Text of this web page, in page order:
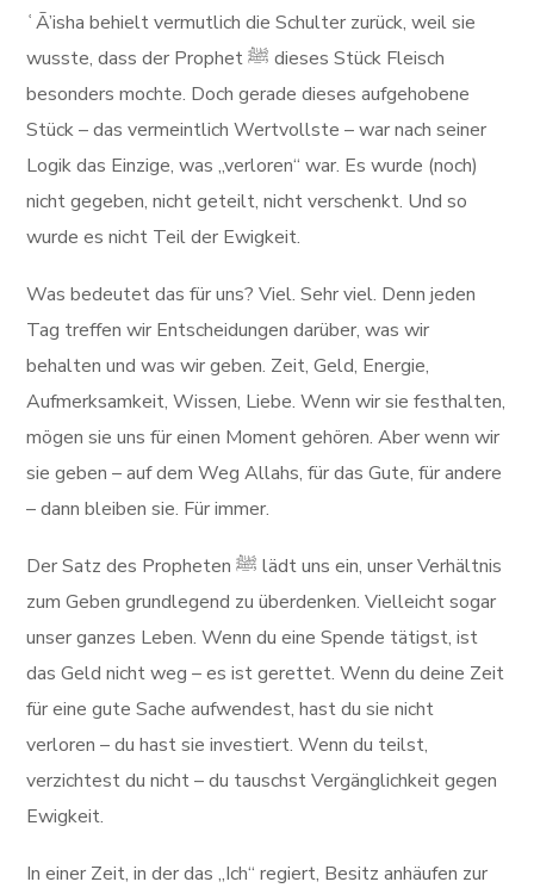
ʿĀ’isha behielt vermutlich die Schulter zurück, weil sie
wusste, dass der Prophet ﷺ dieses Stück Fleisch
besonders mochte. Doch gerade dieses aufgehobene
Stück – das vermeintlich Wertvollste – war nach seiner
Logik das Einzige, was „verloren“ war. Es wurde (noch)
nicht gegeben, nicht geteilt, nicht verschenkt. Und so
wurde es nicht Teil der Ewigkeit.
Was bedeutet das für uns? Viel. Sehr viel. Denn jeden
Tag treffen wir Entscheidungen darüber, was wir
behalten und was wir geben. Zeit, Geld, Energie,
Aufmerksamkeit, Wissen, Liebe. Wenn wir sie festhalten,
mögen sie uns für einen Moment gehören. Aber wenn wir
sie geben – auf dem Weg Allahs, für das Gute, für andere
– dann bleiben sie. Für immer.
Der Satz des Propheten ﷺ lädt uns ein, unser Verhältnis
zum Geben grundlegend zu überdenken. Vielleicht sogar
unser ganzes Leben. Wenn du eine Spende tätigst, ist
das Geld nicht weg – es ist gerettet. Wenn du deine Zeit
für eine gute Sache aufwendest, hast du sie nicht
verloren – du hast sie investiert. Wenn du teilst,
verzichtest du nicht – du tauschst Vergänglichkeit gegen
Ewigkeit.
In einer Zeit, in der das „Ich“ regiert, Besitz anhäufen zur